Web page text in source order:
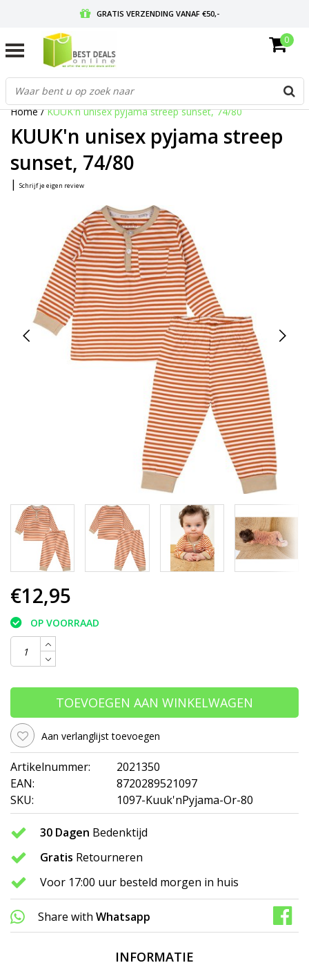
GRATIS VERZENDING VANAF €50,-
GRATIS RETOURNEREN EN 30 DAGEN BEDENKTIJD
0
Home/KUUK'n unisex pyjama streep sunset, 74/80
KUUK'n unisex pyjama streep
sunset, 74/80
| Schrijf je eigen review
€12,95
OP VOORRAAD
TOEVOEGEN AAN WINKELWAGEN
Aan verlanglijst toevoegen
Artikelnummer:
2021350
EAN:
8720289521097
SKU:
1097-Kuuk'nPyjama-Or-80
30 Dagen Bedenktijd
Gratis Retourneren
Voor 17:00 uur besteld morgen in huis
Share with Whatsapp
INFORMATIE